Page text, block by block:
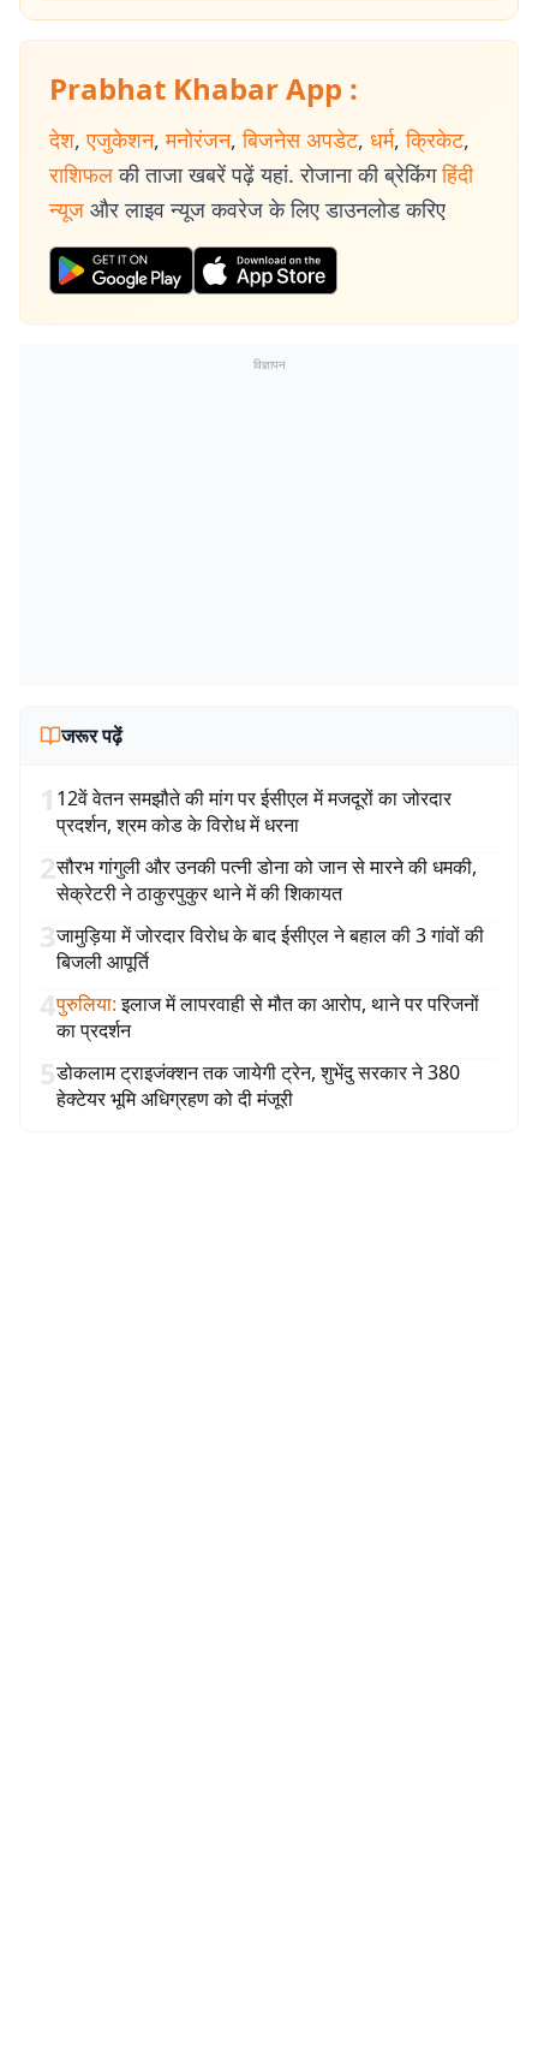
Prabhat Khabar App :
देश, एजुकेशन, मनोरंजन, बिजनेस अपडेट, धर्म, क्रिकेट,
राशिफल की ताजा खबरें पढ़ें यहां. रोजाना की ब्रेकिंग हिंदी
न्यूज और लाइव न्यूज कवरेज के लिए डाउनलोड करिए
विज्ञापन
जरूर पढ़ें
1 12वें वेतन समझौते की मांग पर ईसीएल में मजदूरों का जोरदार
प्रदर्शन, श्रम कोड के विरोध में धरना
2सौरभ गांगुली और उनकी पत्नी डोना को जान से मारने की धमकी,
सेक्रेटरी ने ठाकुरपुकुर थाने में की शिकायत
3जामुड़िया में जोरदार विरोध के बाद ईसीएल ने बहाल की 3 गांवों की
बिजली आपूर्ति
4पुरुलिया: इलाज में लापरवाही से मौत का आरोप, थाने पर परिजनों
का प्रदर्शन
5डोकलाम ट्राइजंक्शन तक जायेगी ट्रेन, शुभेंदु सरकार ने 380
हेक्टेयर भूमि अधिग्रहण को दी मंजूरी